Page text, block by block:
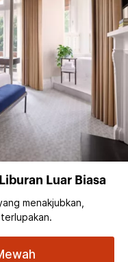
Luar Biasa
menakjubkan,